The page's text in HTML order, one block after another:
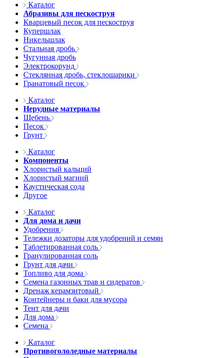
Каталог
Абразивы для пескоструя
Кварцевый песок для пескоструя
Купершлак
Никельшлак
Стальная дробь
Чугунная дробь
Электрокорунд
Стеклянная дробь, стеклошарики
Гранатовый песок
Каталог
Нерудные материалы
Щебень
Песок
Грунт
Каталог
Компоненты
Хлористый кальций
Хлористый магний
Каустическая сода
Другое
Каталог
Для дома и дачи
Удобрения
Тележки дозаторы для удобрений и семян
Таблетированная соль
Гранулированная соль
Грунт для дачи
Топливо для дома
Семена газонных трав и сидератов
Дренаж керамзитовый
Контейнеры и баки для мусора
Тент для дачи
Для дома
Семена
Каталог
Противогололедные материалы